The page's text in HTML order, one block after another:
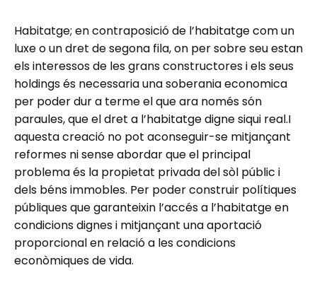
Habitatge; en contraposició de l’habitatge com un
luxe o un dret de segona fila, on per sobre seu estan
els interessos de les grans constructores i els seus
holdings és necessaria una soberania economica
per poder dur a terme el que ara només són
paraules, que el dret a l’habitatge digne siqui real.I
aquesta creació no pot aconseguir-se mitjançant
reformes ni sense abordar que el principal
problema és la propietat privada del sòl públic i
dels béns immobles. Per poder construir polítiques
públiques que garanteixin l’accés a l’habitatge en
condicions dignes i mitjançant una aportació
proporcional en relació a les condicions
econòmiques de vida.